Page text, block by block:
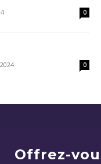
0
0
Offrez-